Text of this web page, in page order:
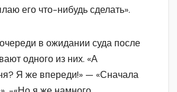
его что-нибудь сделать».
в ожидании суда после
одного из них. «А
Я же впереди!» — «Сначала